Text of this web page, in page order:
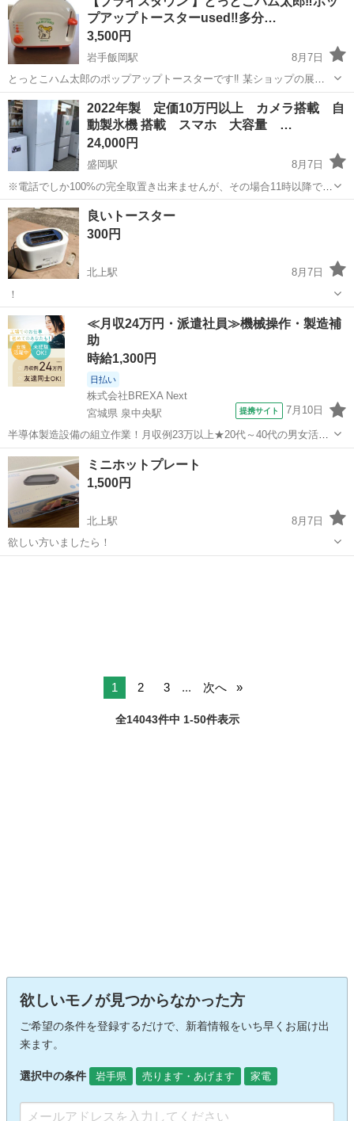
に写ってる付属品が全てです 哺乳瓶を適温に保つためのUSB給電式ミ
ルクウォーマーです。 ...プアップトースターused‼️多分…
3,500円
岩手飯岡駅
8月7日
とっとこハム太郎のポップアップトースターです‼️ 某ショップの展示
品を購入して2回位試運転の為使用しただけの物ですので状態はいい方
だと思います‼️ 2回程使用したのでused品です‼️(^^) 定格電圧100v 定格
消費電力...
岩手 盛岡市 岩手飯岡駅 キッチン家電
とっとこハム太郎
2022年製 定価10万円以上 カメラ搭載 自
動製氷機 搭載 スマホ 大容量 …
24,000円
盛岡駅
8月7日
※電話でしか100%の完全取置き出来ませんが、その場合11時以降でお
願い致します。 (お問い合わせ欄からの完全取置きはできません) ※こ
ちら逃げも隠れも出来ない店舗型のジモティーお取り引きなので個人
間のお取り引きより...
岩手 盛岡市 盛岡駅 キッチン家電
良いトースター
300円
北上駅
8月7日
！
岩手 北上市 北上駅 生活家電 トースター
≪月収24万円・派遣社員≫機械操作・製造補
助
時給1,300円
日払い
株式会社BREXA Next
宮城県 泉中央駅
提携サイト 7月10日
半導体製造設備の組立作業！月収例23万以上★20代～40代の男女活躍
中中！社会保険完備！送迎あり！◎マイカー通勤OK＆無料駐車場完
備！作業着無償貸与◎食堂利用可★《宮城県黒川郡大和町》 人気の工
場のお仕事 ◇半導体製造設備...
宮城 泉中央駅 その他
ミニホットプレート
1,500円
北上駅
8月7日
欲しい方いましたら！
1 2 3 ... 次へ
全14043件中 1-50件表示
欲しいモノが見つからなかった方
ご希望の条件を登録するだけで、新着情報をいち早くお届け出
来ます。
選択中の条件 岩手県 売ります・あげます 家電